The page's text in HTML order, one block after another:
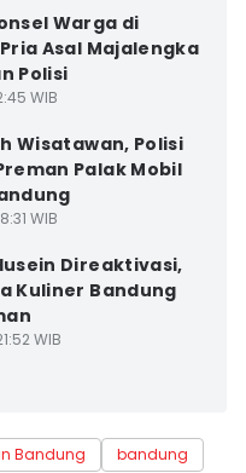
Warga di
Asal Majalengka
Polisi
WIB
Wisatawan, Polisi
Palak Mobil
WIB
Direaktivasi,
Kuliner Bandung
WIB
Bandung bandung